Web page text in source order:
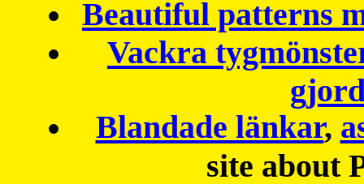
Beautiful patterns
Vackra
Blandade länkar,
site about